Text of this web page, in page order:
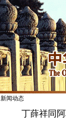
新闻动态
丁薛祥同